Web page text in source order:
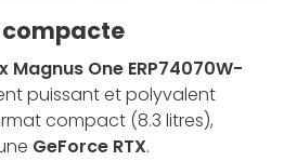
compacte
Magnus One ERP74070W-
puissant et polyvalent
compact (8.3 litres),
GeForce RTX.